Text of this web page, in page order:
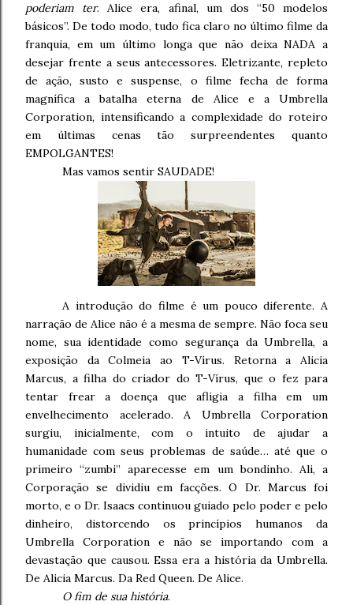
poderiam ter. Alice era, afinal, um dos “50 modelos
básicos”. De todo modo, tudo fica claro no último filme da
franquia, em um último longa que não deixa NADA a
desejar frente a seus antecessores. Eletrizante, repleto
de ação, susto e suspense, o filme fecha de forma
magnífica a batalha eterna de Alice e a Umbrella
Corporation, intensificando a complexidade do roteiro
em últimas cenas tão surpreendentes quanto
EMPOLGANTES!
Mas vamos sentir SAUDADE!
A introdução do filme é um pouco diferente. A
narração de Alice não é a mesma de sempre. Não foca seu
nome, sua identidade como segurança da Umbrella, a
exposição da Colmeia ao T-Vírus. Retorna a Alicia
Marcus, a filha do criador do T-Vírus, que o fez para
tentar frear a doença que afligia a filha em um
envelhecimento acelerado. A Umbrella Corporation
surgiu, inicialmente, com o intuito de ajudar a
humanidade com seus problemas de saúde… até que o
primeiro “zumbi” aparecesse em um bondinho. Ali, a
Corporação se dividiu em facções. O Dr. Marcus foi
morto, e o Dr. Isaacs continuou guiado pelo poder e pelo
dinheiro, distorcendo os princípios humanos da
Umbrella Corporation e não se importando com a
devastação que causou. Essa era a história da Umbrella.
De Alicia Marcus. Da Red Queen. De Alice.
O fim de sua história.